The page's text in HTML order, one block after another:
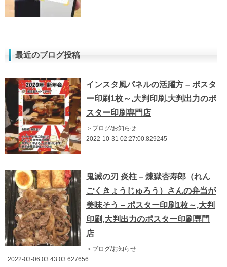
最近のブログ投稿
インスタ風パネルの活躍方 – ポスタ
ー印刷1枚～,大判印刷,大判出力のポ
スター印刷専門店
＞ブログ/お知らせ
2022-10-31 02:27:00.829245
鬼滅の刃 炎柱 – 煉獄杏寿郎（れん
ごくきょうじゅろう）さんの弁当が
美味そう – ポスター印刷1枚～,大判
印刷,大判出力のポスター印刷専門
店
＞ブログ/お知らせ
2022-03-06 03:43:03.627656